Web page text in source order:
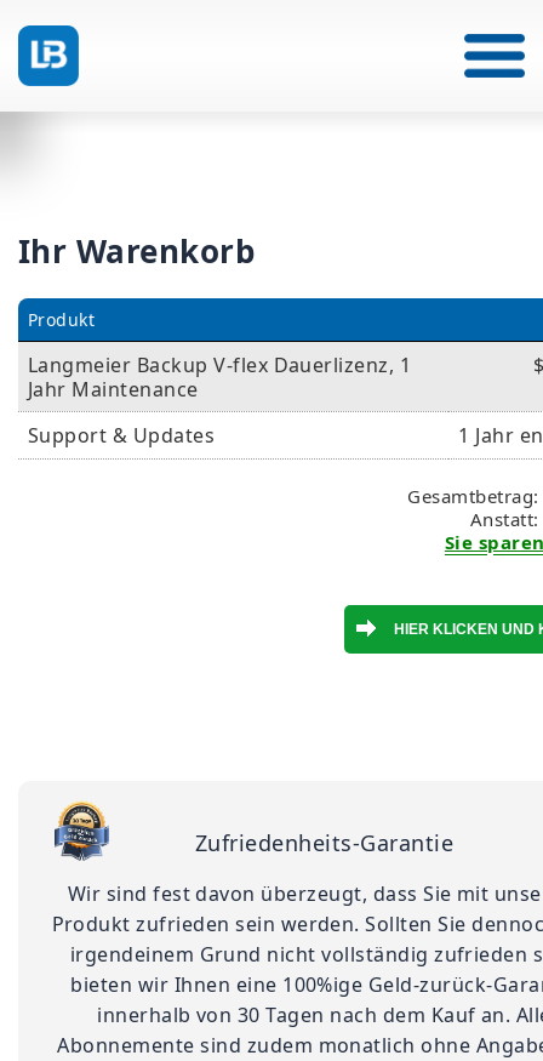
Ihr Warenkorb
Produkt
Langmeier Backup V-flex Dauerlizenz, 1
Jahr Maintenance
Support & Updates 1 Jahr
Sie
Zufriedenheits-Garantie
Wir sind fest davon überzeugt, dass Sie mit
Produkt zufrieden sein werden. Sollten Sie
irgendeinem Grund nicht vollständig zufrieden
bieten wir Ihnen eine 100%ige Geld-zurück-
innerhalb von 30 Tagen nach dem Kauf an.
Abonnemente sind zudem monatlich ohne